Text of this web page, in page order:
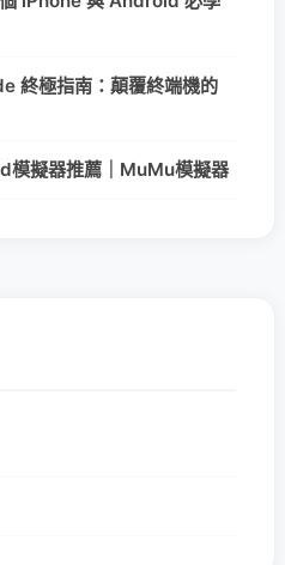
終極指南：顛覆終端機的
模擬器推薦｜MuMu模擬器